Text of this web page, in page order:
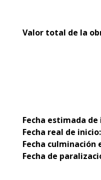
Valor total de la
Fecha estimada de
Fecha real de inicio:
Fecha culminación
Fecha de